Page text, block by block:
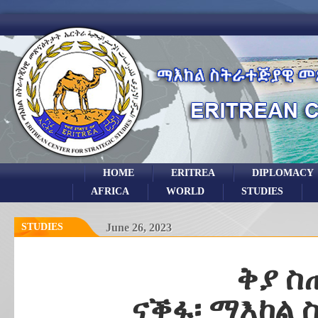
DIPLOMACY
ERITREA
HOME
STUDIES
WORLD
AFRICA
STUDIES June 26, 2023
ቅያ
ናቕፋ፡ ማእከል